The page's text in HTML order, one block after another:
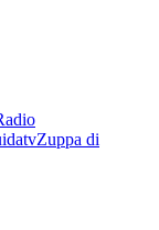
Zuppa di